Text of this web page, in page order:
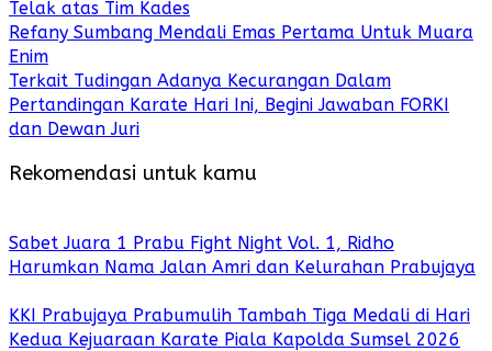
Telak atas Tim Kades
Refany Sumbang Mendali Emas Pertama Untuk Muara
Enim
Terkait Tudingan Adanya Kecurangan Dalam
Pertandingan Karate Hari Ini, Begini Jawaban FORKI
dan Dewan Juri
Rekomendasi untuk kamu
Sabet Juara 1 Prabu Fight Night Vol. 1, Ridho
Harumkan Nama Jalan Amri dan Kelurahan Prabujaya
KKI Prabujaya Prabumulih Tambah Tiga Medali di Hari
Kedua Kejuaraan Karate Piala Kapolda Sumsel 2026